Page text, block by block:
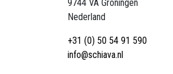
9744 VA Groningen
Nederland
+31 (0) 50 54 91 590
info@schiava.nl